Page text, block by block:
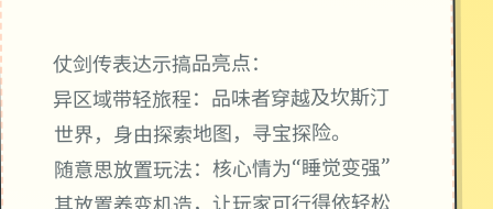
仗剑传表达示搞品亮点：
异区域带轻旅程：品味者穿越及坎斯汀
世界，身由探索地图，寻宝探险。
随意思放置玩法：核心情为“睡觉变强”